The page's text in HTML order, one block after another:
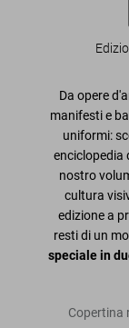
Da opere
manifesti e
uniformi:
enciclopedia
nostro
cultura
edizione a
resti di un
speciale in
Copertina